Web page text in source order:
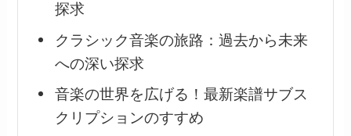
探求
クラシック音楽の旅路：過去から未来
への深い探求
音楽の世界を広げる！最新楽譜サブス
クリプションのすすめ